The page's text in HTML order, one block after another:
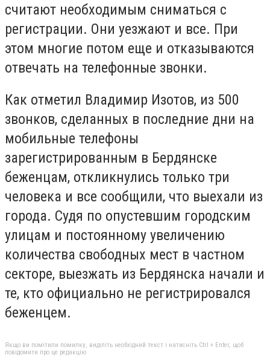
считают необходимым сниматься с
регистрации. Они уезжают и все. При
этом многие потом еще и отказываются
отвечать на телефонные звонки.
Как отметил Владимир Изотов, из 500
звонков, сделанных в последние дни на
мобильные телефоны
зарегистрированным в Бердянске
беженцам, откликнулись только три
человека и все сообщили, что выехали из
города. Судя по опустевшим городским
улицам и постоянному увеличению
количества свободных мест в частном
секторе, выезжать из Бердянска начали и
те, кто официально не регистрировался
беженцем.
Якщо ви помітили помилку, виділіть необхідний текст і натисніть Ctrl + Enter, щоб
повідомити про це редакцію